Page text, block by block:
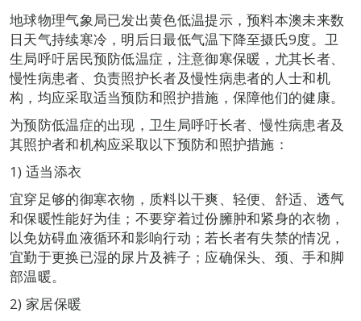
地球物理气象局已发出黄色低温提示，预料本澳未来数
日天气持续寒冷，明后日最低气温下降至摄氏9度。卫
生局呼吁居民预防低温症，注意御寒保暖，尤其长者、
慢性病患者、负责照护长者及慢性病患者的人士和机
构，均应采取适当预防和照护措施，保障他们的健康。
为预防低温症的出现，卫生局呼吁长者、慢性病患者及
其照护者和机构应采取以下预防和照护措施：
1) 适当添衣
宜穿足够的御寒衣物，质料以干爽、轻便、舒适、透气
和保暖性能好为佳；不要穿着过份臃肿和紧身的衣物，
以免妨碍血液循环和影响行动；若长者有失禁的情况，
宜勤于更换已湿的尿片及裤子；应确保头、颈、手和脚
部温暖。
2) 家居保暖